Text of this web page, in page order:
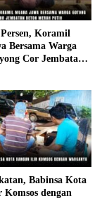
Koramil
Bersama Warga
Cor Jembatan
Babinsa Kota
dengan